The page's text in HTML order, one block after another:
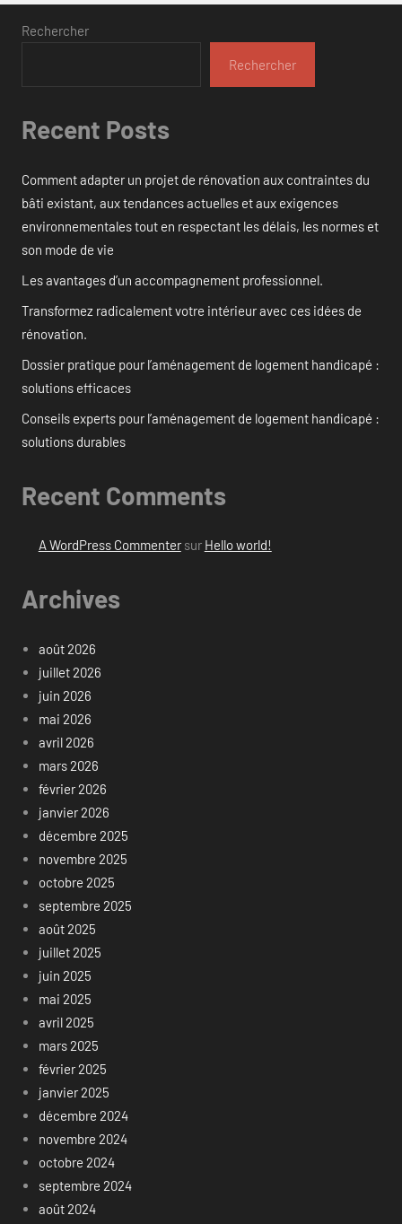
Rechercher
Rechercher
Recent Posts
Comment adapter un projet de rénovation aux contraintes du
bâti existant, aux tendances actuelles et aux exigences
environnementales tout en respectant les délais, les normes et
son mode de vie
Les avantages d’un accompagnement professionnel.
Transformez radicalement votre intérieur avec ces idées de
rénovation.
Dossier pratique pour l’aménagement de logement handicapé :
solutions efficaces
Conseils experts pour l’aménagement de logement handicapé :
solutions durables
Recent Comments
A WordPress Commentersur Hello world!
Archives
août 2026
juillet 2026
juin 2026
mai 2026
avril 2026
mars 2026
février 2026
janvier 2026
décembre 2025
novembre 2025
octobre 2025
septembre 2025
août 2025
juillet 2025
juin 2025
mai 2025
avril 2025
mars 2025
février 2025
janvier 2025
décembre 2024
novembre 2024
octobre 2024
septembre 2024
août 2024